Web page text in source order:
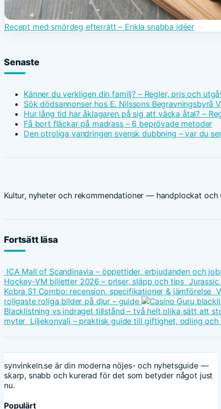
Recept med smördeg efterrätt – Enkla snabba idéer
Senaste
Känner du verkligen din familj? – Regler, pris och
Sök dödsannonser hos E. Nilssons Begravningsbyrå
Hur lång tid har åklagaren på sig att väcka åtal? –
Få bort fläckar på madrass – 6 beprövade metoder
Den otroliga vandringen svensk dubbning – var du
Kultur, nyheter och rekommendationer — handplockat
Fortsätt läsa
ICA Mall of Scandinavia – öppettider, erbjudanden och
Hockey-VM biljetter 2026 – priser, släpp och tips
Kobra S1 Combo: recension, specifikationer & jämförelse
roligaste roliga bilder på djur – guide
Blacklistning vs indraget tillstånd – två helt olika sätt att
myter Liljekonvalj – praktisk guide till giftighet, odling
synvinkeln.se är din moderna nöjes- och nyhetsguide —
skarp, snabb och kurerad för det som betyder något just
nu.
Populärt